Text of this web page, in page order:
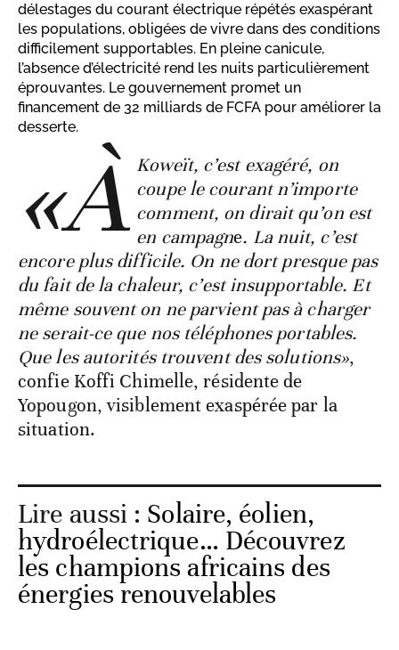
délestages du courant électrique répétés exaspérant
les populations, obligées de vivre dans des conditions
difficilement supportables. En pleine canicule,
l’absence d’électricité rend les nuits particulièrement
éprouvantes. Le gouvernement promet un
financement de 32 milliards de FCFA pour améliorer la
desserte.
«À Koweït, c’est exagéré, on
coupe le courant n’importe
comment, on dirait qu’on est
en campagne. La nuit, c’est
encore plus difficile. On ne dort presque pas
du fait de la chaleur, c’est insupportable. Et
même souvent on ne parvient pas à charger
ne serait-ce que nos téléphones portables.
Que les autorités trouvent des solutions»,
confie Koffi Chimelle, résidente de
Yopougon, visiblement exaspérée par la
situation.
Lire aussi : Solaire, éolien,
hydroélectrique… Découvrez
les champions africains des
énergies renouvelables